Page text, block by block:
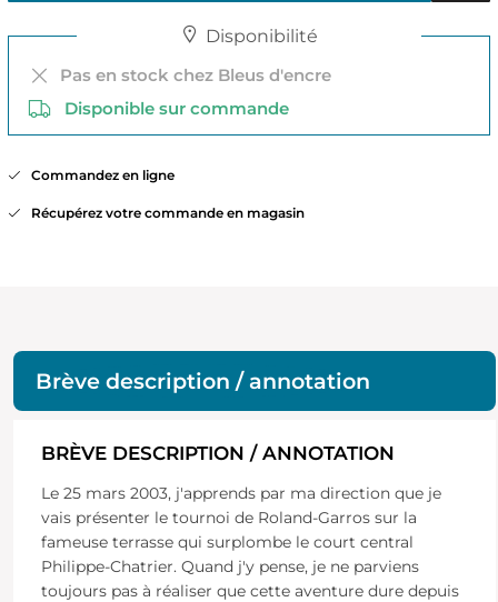
Disponibilité
Pas en stock chez Bleus d'encre
Disponible sur commande
Commandez en ligne
Récupérez votre commande en magasin
Brève description / annotation
BRÈVE DESCRIPTION / ANNOTATION
Le 25 mars 2003, j'apprends par ma direction que je
vais présenter le tournoi de Roland-Garros sur la
fameuse terrasse qui surplombe le court central
Philippe-Chatrier. Quand j'y pense, je ne parviens
toujours pas à réaliser que cette aventure dure depuis